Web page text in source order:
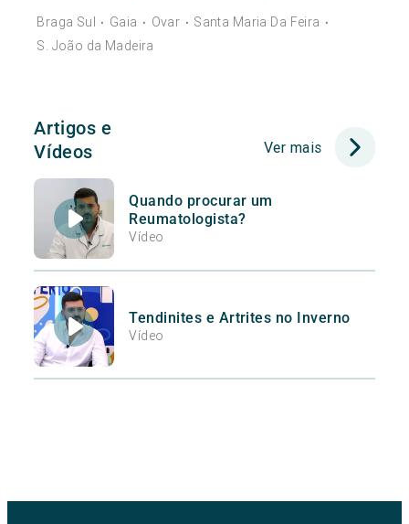
Braga Sul • Gaia • Ovar • Santa Maria Da Feira •
S. João da Madeira
Artigos e
Vídeos
Ver mais
Quando procurar um
Reumatologista?
Vídeo
Tendinites e Artrites no Inverno
Vídeo